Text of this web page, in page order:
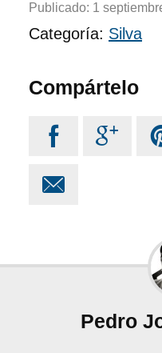
Publicado: 1
Categoría: Silva
Compártelo
 

Pedro